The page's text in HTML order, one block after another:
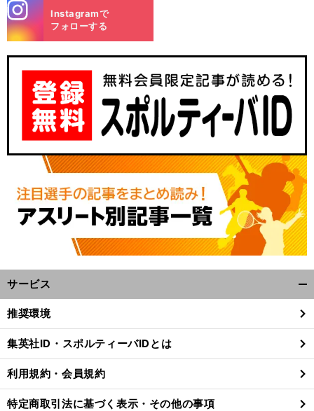
m
Instagramで
フォローする
サービス
閉
る
推奨環境
集英社ID・スポルティーバIDとは
利用規約・会員規約
特定商取引法に基づく表示・その他の事項